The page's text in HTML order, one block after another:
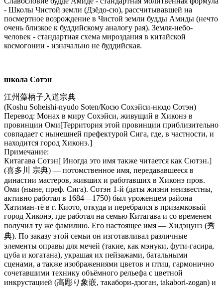
- Школы Чистой земли (Дзёдо-сю), рассчитывавшей на
посмертное возрождение в Чистой земли будды Амиды (нечто
очень близкое к буддийскому аналогу рая). Земля-небо-
человек - стандартная схема мироздания в китайской
космогонии - изначально не буддийская.
школа Сотэн
江州藻柄子入道宗典
(Koshu Soheishi-nyudo Soten/Косю Сохэйси-нюдо Сотэн)
Перевод: Монах в миру Сохэйси, живущий в Хиконэ в
провинции Оми[Территория этой провинции приблизительно
совпадает с нынешней префектурой Сига, где, в частности, и
находится город Хиконэ.]
Примечание:
Китагава Сотэн[ Иногда это имя также читается как Сютэн.]
(喜多川 宗典) — потомственное имя, передававшееся в
династии мастеров, живших и работавших в Хиконэ пров.
Оми (ныне, преф. Сига). Сотэн 1-й (даты жизни неизвестны,
активно работал в 1684—1750) был уроженцем района
Хатиман-тё в г. Киото, откуда и перебрался в призамковый
город Хиконэ, где работал на семью Китагава и со временем
получил ту же фамилию. Его настоящее имя — Хидэцунэ (秀
典). По заказу этой семьи он изготавливал различные
элементы оправы для мечей (такие, как мэнуки, фути-гасира,
цуба и когатана), украшая их пейзажами, батальными
сценами, а также изображениями цветов и птиц, гармонично
сочетавшими технику объёмного рельефа с цветной
инкрустацией (高彫り象嵌, такабори-дзоган, takabori-zogan) и